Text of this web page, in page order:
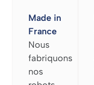
Made in
France
Nous
fabriquons
nos